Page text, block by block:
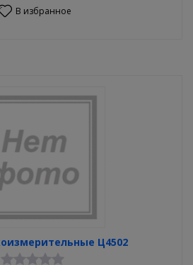
В избранное
Ц4502